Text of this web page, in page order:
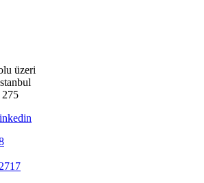
üzeri